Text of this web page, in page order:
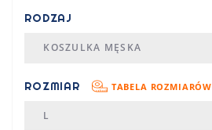
RODZAJ
KOSZULKA MĘSKA
ROZMIAR TABELA ROZMIARÓW
L